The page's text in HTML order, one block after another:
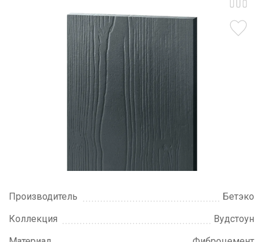
Производитель
Бетэко
Коллекция
Вудстоун